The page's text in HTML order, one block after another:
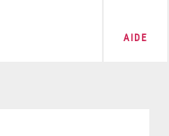
AIDE